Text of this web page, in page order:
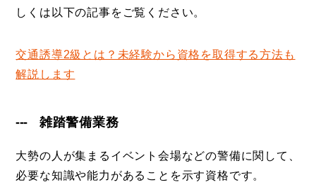
しくは以下の記事をご覧ください。
交通誘導2級とは？未経験から資格を取得する方法も
解説します
雑踏警備業務
大勢の人が集まるイベント会場などの警備に関して、
必要な知識や能力があることを示す資格です。